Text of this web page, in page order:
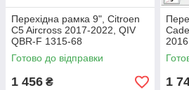
Перехідна рамка 9", Citroen
C5 Aircross 2017-2022, QIV
QBR-F 1315-68
Готово до відправки
1 456 ₴ 1